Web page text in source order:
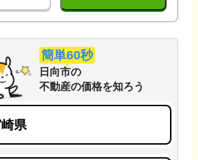
簡単60秒
日向市の
不動産の価格を知ろう